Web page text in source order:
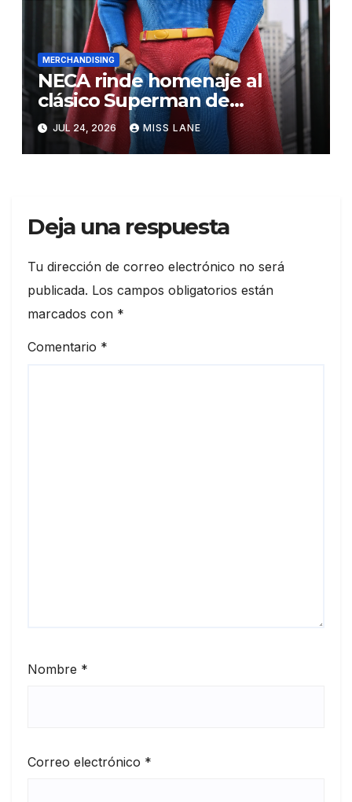
MERCHANDISING
NECA rinde homenaje al
clásico Superman de
Christopher Reeve
JUL 24, 2026 MISS LANE
Deja una respuesta
Tu dirección de correo electrónico no será
publicada. Los campos obligatorios están
marcados con *
Comentario *
Nombre *
Correo electrónico *